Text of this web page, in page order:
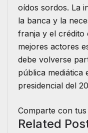
oídos sordos. La
la banca y la
franja y el crédito
mejores actores
debe volverse
pública mediática
presidencial del
Comparte con tus
Related